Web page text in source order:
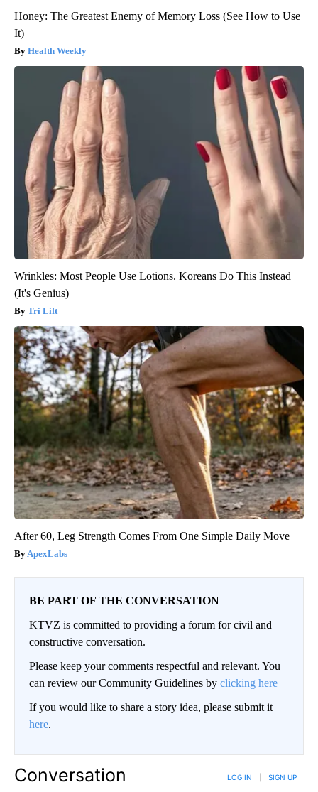
Honey: The Greatest Enemy of Memory Loss (See How to Use
It)
Health Weekly
Wrinkles: Most People Use Lotions. Koreans Do This Instead
(It's Genius)
Tri Lift
After 60, Leg Strength Comes From One Simple Daily Move
ApexLabs
BE PART OF THE CONVERSATION
KTVZ is committed to providing a forum for civil and
constructive conversation.
Please keep your comments respectful and relevant. You
can review our Community Guidelines by clicking here
If you would like to share a story idea, please submit it
here.
Conversation LOG IN SIGN UP